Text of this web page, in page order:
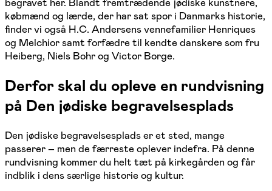
begravet her. Blandt fremtrædende jødiske kunstnere,
købmænd og lærde, der har sat spor i Danmarks historie,
finder vi også H.C. Andersens vennefamilier Henriques
og Melchior samt forfædre til kendte danskere som fru
Heiberg, Niels Bohr og Victor Borge.
Derfor skal du opleve en rundvisning
på Den jødiske begravelsesplads
Den jødiske begravelsesplads er et sted, mange
passerer – men de færreste oplever indefra. På denne
rundvisning kommer du helt tæt på kirkegården og får
indblik i dens særlige historie og kultur.